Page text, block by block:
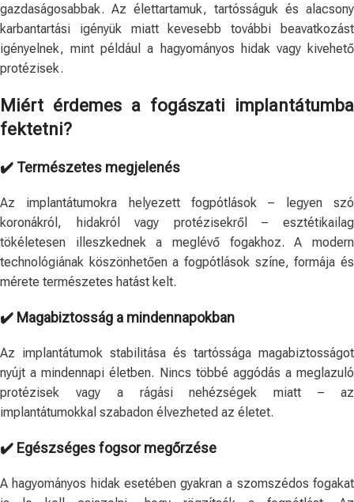
gazdaságosabbak. Az élettartamuk, tartósságuk és alacsony
karbantartási igényük miatt kevesebb további beavatkozást
igényelnek, mint például a hagyományos hidak vagy kivehető
protézisek.
Miért érdemes a fogászati implantátumba
fektetni?
✔️ Természetes megjelenés
Az implantátumokra helyezett fogpótlások – legyen szó
koronákról, hidakról vagy protézisekről – esztétikailag
tökéletesen illeszkednek a meglévő fogakhoz. A modern
technológiának köszönhetően a fogpótlások színe, formája és
mérete természetes hatást kelt.
✔️ Magabiztosság a mindennapokban
Az implantátumok stabilitása és tartóssága magabiztosságot
nyújt a mindennapi életben. Nincs többé aggódás a meglazuló
protézisek vagy a rágási nehézségek miatt – az
implantátumokkal szabadon élvezheted az életet.
✔️ Egészséges fogsor megőrzése
A hagyományos hidak esetében gyakran a szomszédos fogakat